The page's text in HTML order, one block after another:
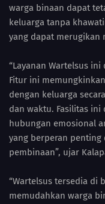
warga binaan dapat
keluarga tanpa
yang dapat merugikan
“Layanan Wartelsus
Fitur ini
dengan keluarga
dan waktu. Fasilitas
hubungan emosional
yang berperan
pembinaan”, ujar
“Wartelsus tersedia di
memudahkan warga